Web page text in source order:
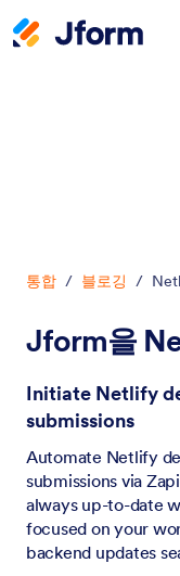
통합 / 블로깅 /
Jform을
Initiate Netlify
submissions
Automate Netlify
submissions via
always up-to-date
focused on your
backend updates